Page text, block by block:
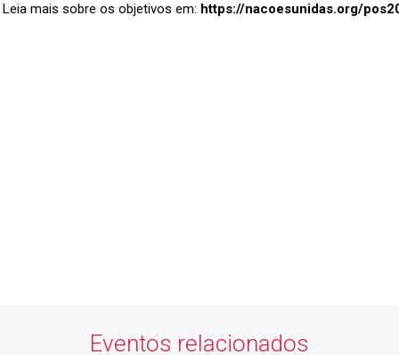
Leia mais sobre os objetivos em: https://nacoesunidas.org/
Eventos relacionados